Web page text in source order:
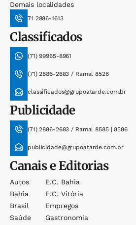
Demais localidades
71 2886-1613
Classificados
(71) 99965-8961
(71) 2886-2683 / Ramal 8526
classificados@grupoatarde.com.br
Publicidade
(71) 2886-2683 / Ramal 8585 | 8586
publicidade@grupoatarde.com.br
Canais e Editorias
Autos
Bahia
Brasil
Saúde
E.c. Bahia
E.c. Vitória
Empregos
Gastronomia